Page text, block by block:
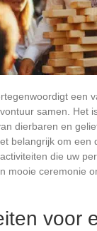
een
samen. Het
dierbaren en
belangrijk om een
die uw
mooie ceremonie
voor